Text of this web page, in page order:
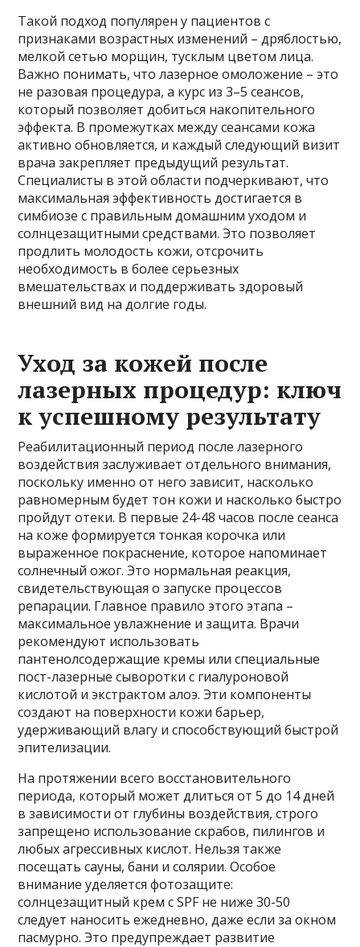
Такой подход популярен у пациентов с
признаками возрастных изменений – дряблостью,
мелкой сетью морщин, тусклым цветом лица.
Важно понимать, что лазерное омоложение – это
не разовая процедура, а курс из 3–5 сеансов,
который позволяет добиться накопительного
эффекта. В промежутках между сеансами кожа
активно обновляется, и каждый следующий визит
врача закрепляет предыдущий результат.
Специалисты в этой области подчеркивают, что
максимальная эффективность достигается в
симбиозе с правильным домашним уходом и
солнцезащитными средствами. Это позволяет
продлить молодость кожи, отсрочить
необходимость в более серьезных
вмешательствах и поддерживать здоровый
внешний вид на долгие годы.
Уход за кожей после
лазерных процедур: ключ
к успешному результату
Реабилитационный период после лазерного
воздействия заслуживает отдельного внимания,
поскольку именно от него зависит, насколько
равномерным будет тон кожи и насколько быстро
пройдут отеки. В первые 24-48 часов после сеанса
на коже формируется тонкая корочка или
выраженное покраснение, которое напоминает
солнечный ожог. Это нормальная реакция,
свидетельствующая о запуске процессов
репарации. Главное правило этого этапа –
максимальное увлажнение и защита. Врачи
рекомендуют использовать
пантенолсодержащие кремы или специальные
пост-лазерные сыворотки с гиалуроновой
кислотой и экстрактом алоэ. Эти компоненты
создают на поверхности кожи барьер,
удерживающий влагу и способствующий быстрой
эпителизации.
На протяжении всего восстановительного
периода, который может длиться от 5 до 14 дней
в зависимости от глубины воздействия, строго
запрещено использование скрабов, пилингов и
любых агрессивных кислот. Нельзя также
посещать сауны, бани и солярии. Особое
внимание уделяется фотозащите:
солнцезащитный крем с SPF не ниже 30-50
следует наносить ежедневно, даже если за окном
пасмурно. Это предупреждает развитие